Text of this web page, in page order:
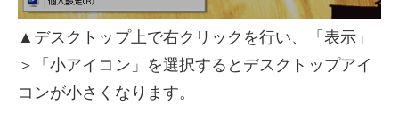
▲デスクトップ上で右クリックを行い、「表示」
＞「小アイコン」を選択するとデスクトップアイ
コンが小さくなります。